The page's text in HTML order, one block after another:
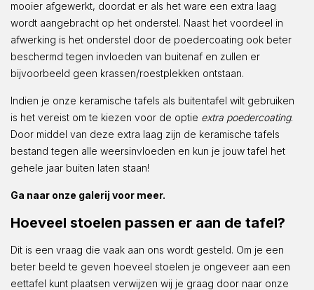
mooier afgewerkt, doordat er als het ware een extra laag
wordt aangebracht op het onderstel. Naast het voordeel in
afwerking is het onderstel door de poedercoating ook beter
beschermd tegen invloeden van buitenaf en zullen er
bijvoorbeeld geen krassen/roestplekken ontstaan.
Indien je onze keramische tafels als buitentafel wilt gebruiken
is het vereist om te kiezen voor de optie extra poedercoating.
Door middel van deze extra laag zijn de keramische tafels
bestand tegen alle weersinvloeden en kun je jouw tafel het
gehele jaar buiten laten staan!
Ga naar onze galerij voor meer.
Hoeveel stoelen passen er aan de tafel?
Dit is een vraag die vaak aan ons wordt gesteld. Om je een
beter beeld te geven hoeveel stoelen je ongeveer aan een
eettafel kunt plaatsen verwijzen wij je graag door naar onze